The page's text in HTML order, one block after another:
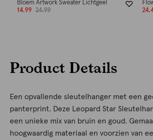
Bloem Artwork Sweater Lichtgeel
14.99
24.99
Product Details
Een opvallende sleutelhanger met een
panterprint. Deze Leopard Star
een unieke mix van bruin en goud.
hoogwaardig materiaal en voorzien van